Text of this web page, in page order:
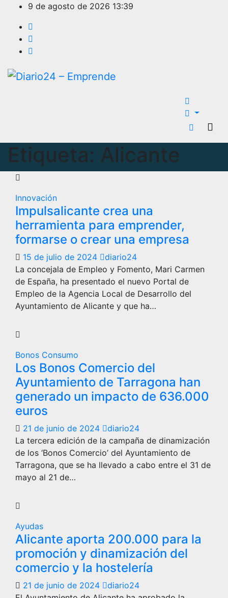
contenido
9 de agosto de 2026 13:39
Etiqueta: Alicante
Innovación
Impulsalicante crea una
herramienta para emprender,
formarse o crear una empresa
15 de julio de 2024
diario24
La concejala de Empleo y Fomento, Mari Carmen
de España, ha presentado el nuevo Portal de
Empleo de la Agencia Local de Desarrollo del
Ayuntamiento de Alicante y que ha…
Bonos Consumo
Los Bonos Comercio del
Ayuntamiento de Tarragona han
generado un impacto de 636.000
euros
21 de junio de 2024
diario24
La tercera edición de la campaña de dinamización
de los ‘Bonos Comercio’ del Ayuntamiento de
Tarragona, que se ha llevado a cabo entre el 31 de
mayo al 21 de…
Ayudas
Alicante aporta 200.000 para la
promoción y dinamización del
comercio y la hostelería
21 de junio de 2024
diario24